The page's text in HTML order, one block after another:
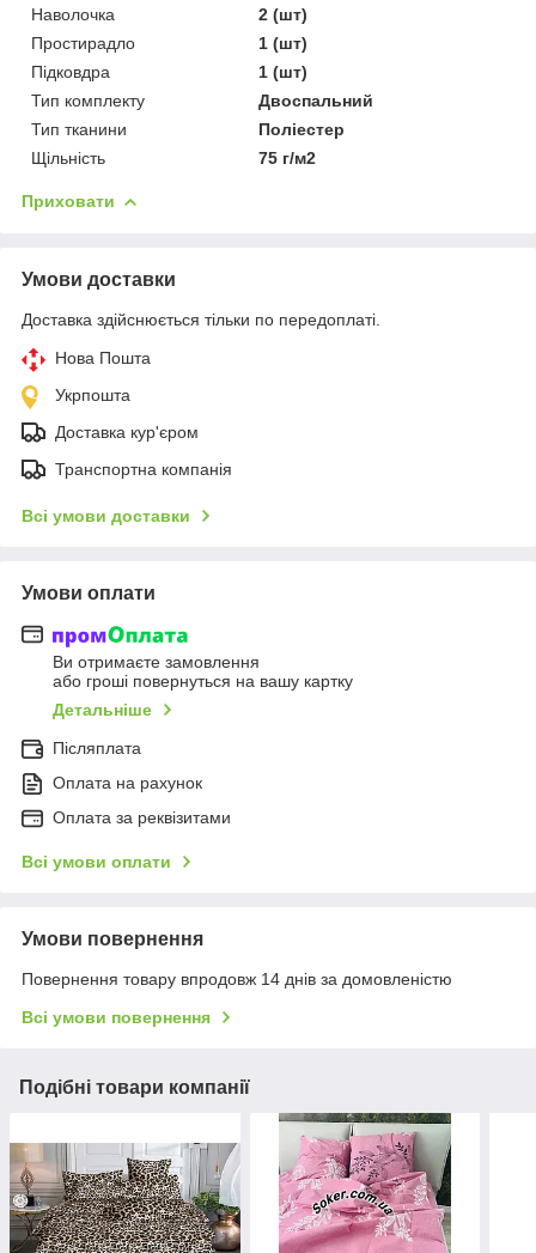
Наволочка
2 (шт)
Простирадло
1 (шт)
Підковдра
1 (шт)
Тип комплекту
Двоспальний
Тип тканини
Поліестер
Щільність
75 г/м2
Приховати
Умови доставки
Доставка здійснюється тільки по передоплаті.
Нова Пошта
Укрпошта
Доставка кур'єром
Транспортна компанія
Всі умови доставки
Умови оплати
Ви отримаєте замовлення
або гроші повернуться на вашу картку
Детальніше
Післяплата
Оплата на рахунок
Оплата за реквізитами
Всі умови оплати
Умови повернення
Повернення товару впродовж 14 днів за домовленістю
Всі умови повернення
Подібні товари компанії